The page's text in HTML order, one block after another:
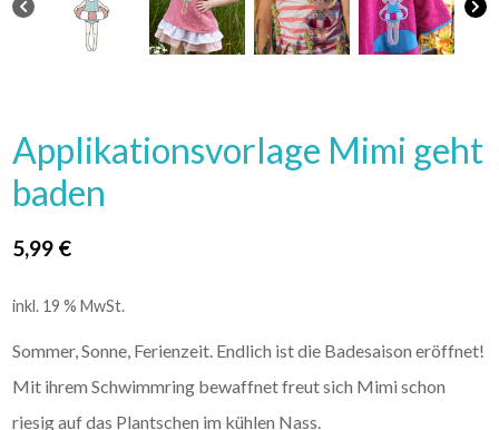
Applikationsvorlage Mimi geht
baden
5,99 €
inkl. 19 % MwSt.
Sommer, Sonne, Ferienzeit. Endlich ist die Badesaison eröffnet!
Mit ihrem Schwimmring bewaffnet freut sich Mimi schon
riesig auf das Plantschen im kühlen Nass.